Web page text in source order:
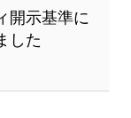
開示基準に
した